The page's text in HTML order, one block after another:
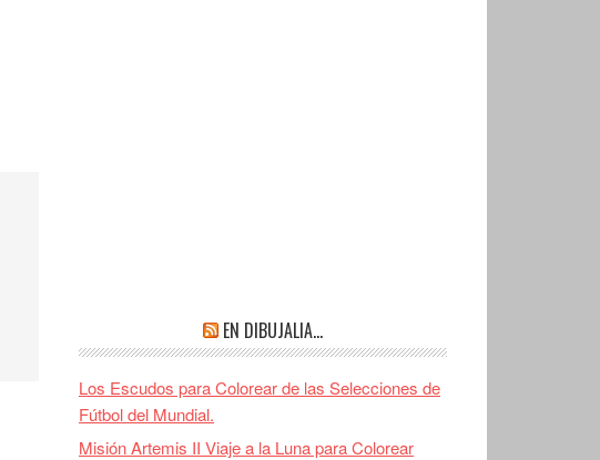
EN DIBUJALIA…
Los Escudos para Colorear de las Selecciones de
Fútbol del Mundial.
Misión Artemis II Viaje a la Luna para Colorear